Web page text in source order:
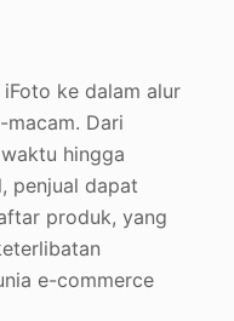
ke dalam alur
Dari
hingga
penjual dapat
produk, yang
e-commerce